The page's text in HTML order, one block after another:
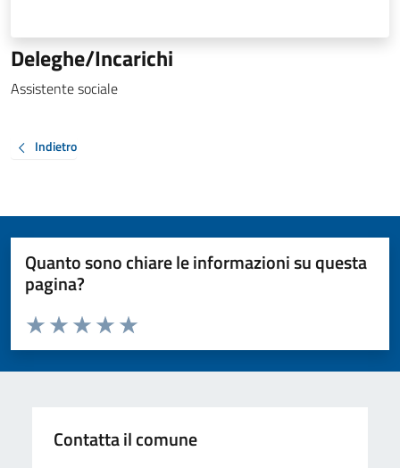
Deleghe/Incarichi
Assistente sociale
Indietro
Quanto sono chiare le informazioni su questa
pagina?
Valuta da 1 a 5 stelle la pagina
Valuta 5 stelle su 5
Valuta 4 stelle su 5
Valuta 3 stelle su 5
Valuta 2 stelle su 5
Valuta 1 stelle su 5
Contatta il comune